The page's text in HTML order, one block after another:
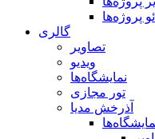
پروژه‌ها
گالری
تصاویر
ویدیو
نمایشگاه‌ها
تور مجازی
آذرخش مدیا